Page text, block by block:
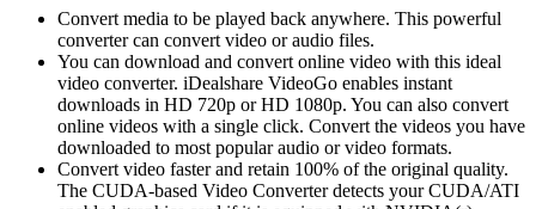
Convert media to be played back anywhere. This powerful
converter can convert video or audio files.
You can download and convert online video with this ideal
video converter. iDealshare VideoGo enables instant
downloads in HD 720p or HD 1080p. You can also convert
online videos with a single click. Convert the videos you have
downloaded to most popular audio or video formats.
Convert video faster and retain 100% of the original quality.
The CUDA-based Video Converter detects your CUDA/ATI